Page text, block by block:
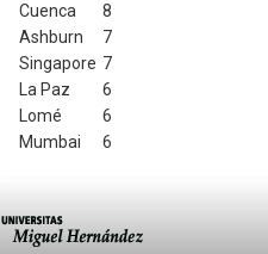
Cuenca
8
Ashburn
7
Singapore 7
La Paz
6
Lomé
6
Mumbai
6